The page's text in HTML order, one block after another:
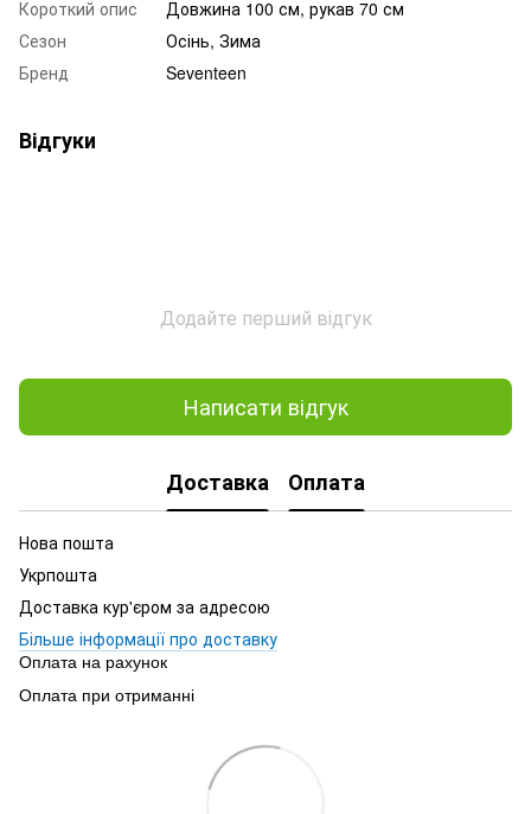
Короткий опис
Довжина 100 см, рукав 70 см
Сезон
Осінь, Зима
Бренд
Seventeen
Відгуки
Додайте перший відгук
Написати відгук
Доставка Оплата
Нова пошта
Укрпошта
Доставка кур'єром за адресою
Більше інформації про доставку
Оплата на рахунок
Оплата при отриманні